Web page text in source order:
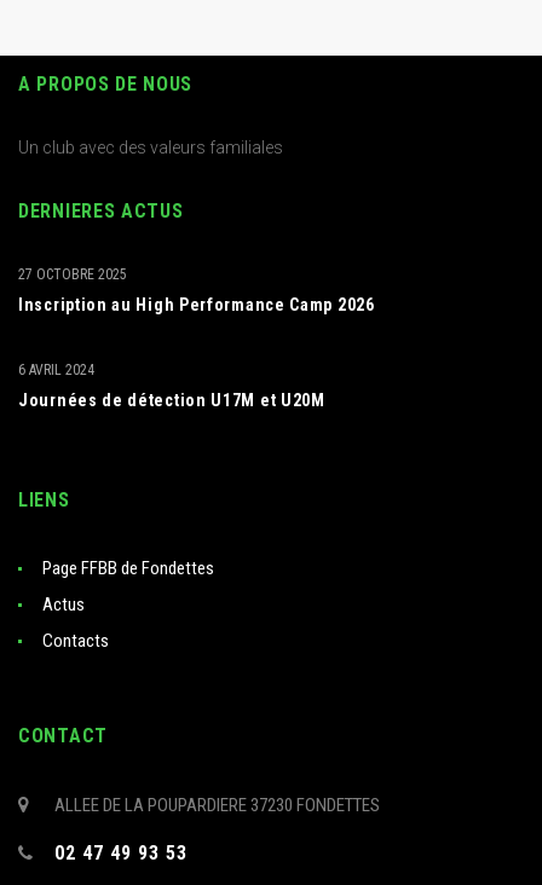
A PROPOS DE NOUS
Un club avec des valeurs familiales
DERNIERES ACTUS
Inscription au High Performance Camp 2026
27 OCTOBRE 2025
Journées de détection U17M et U20M
6 AVRIL 2024
LIENS
Page FFBB de Fondettes
Actus
Contacts
CONTACT
ALLEE DE LA POUPARDIERE 37230 FONDETTES
02 47 49 93 53